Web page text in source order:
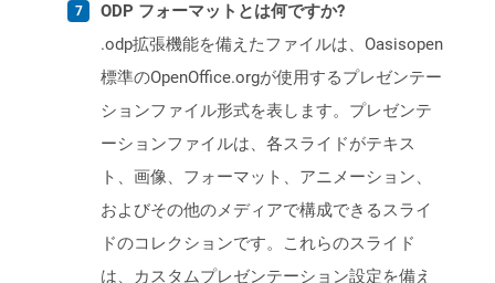
ODP フォーマットとは何ですか?
.odp拡張機能を備えたファイルは、Oasisopen
標準のOpenOffice.orgが使用するプレゼンテー
ションファイル形式を表します。プレゼンテ
ーションファイルは、各スライドがテキス
ト、画像、フォーマット、アニメーション、
およびその他のメディアで構成できるスライ
ドのコレクションです。これらのスライド
は、カスタムプレゼンテーション設定を備え